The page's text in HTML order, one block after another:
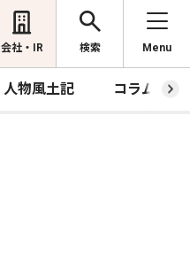
会社・IR 検索 Menu
人物風土記 コラム